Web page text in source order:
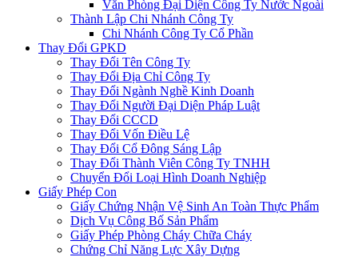
Văn Phòng Đại Diện Công Ty Nước Ngoài
Thành Lập Chi Nhánh Công Ty
Chi Nhánh Công Ty Cổ Phần
Thay Đổi GPKD
Thay Đổi Tên Công Ty
Thay Đổi Địa Chỉ Công Ty
Thay Đổi Ngành Nghề Kinh Doanh
Thay Đổi Người Đại Diện Pháp Luật
Thay Đổi CCCD
Thay Đổi Vốn Điều Lệ
Thay Đổi Cổ Đông Sáng Lập
Thay Đổi Thành Viên Công Ty TNHH
Chuyển Đổi Loại Hình Doanh Nghiệp
Giấy Phép Con
Giấy Chứng Nhận Vệ Sinh An Toàn Thực Phẩm
Dịch Vụ Công Bố Sản Phẩm
Giấy Phép Phòng Cháy Chữa Cháy
Chứng Chỉ Năng Lực Xây Dựng